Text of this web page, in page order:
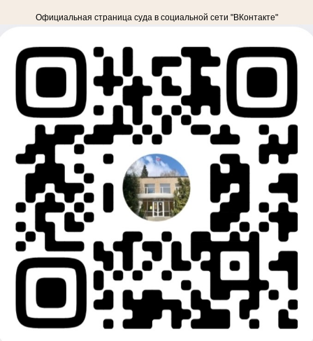
Официальная страница суда в социальной сети "ВКонтакте"